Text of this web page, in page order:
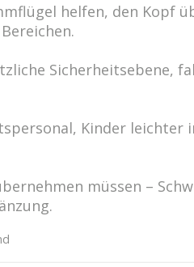
uns auf Sie!
Fragen? Wir kümmern uns
helfen, den Kopf
Sicherheitsebene,
Kinder leichter
müssen –